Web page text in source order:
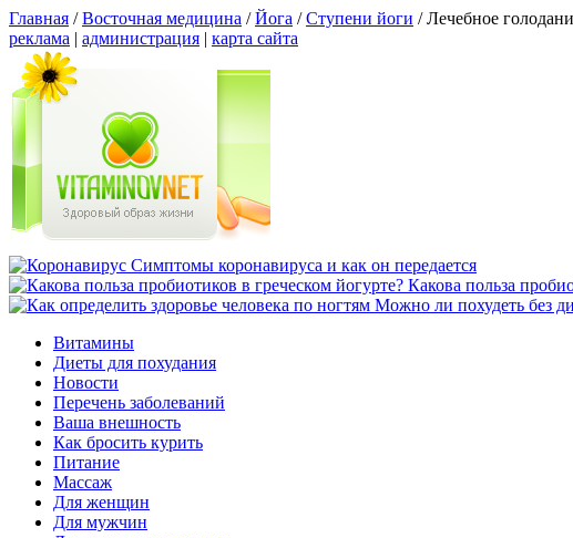
Главная /Восточная медицина /Йога /Ступени йоги /Лечебное
реклама | администрация | карта сайта
Симптомы коронавируса и как он передается
Какова польза
Можно ли похудеть без
Витамины
Диеты для похудания
Новости
Перечень заболеваний
Ваша внешность
Как бросить курить
Питание
Массаж
Для женщин
Для мужчин